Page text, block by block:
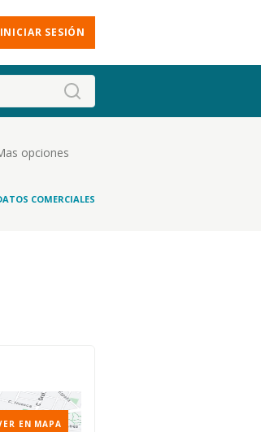
INICIAR SESIÓN
opciones
COMERCIALES
EN MAPA